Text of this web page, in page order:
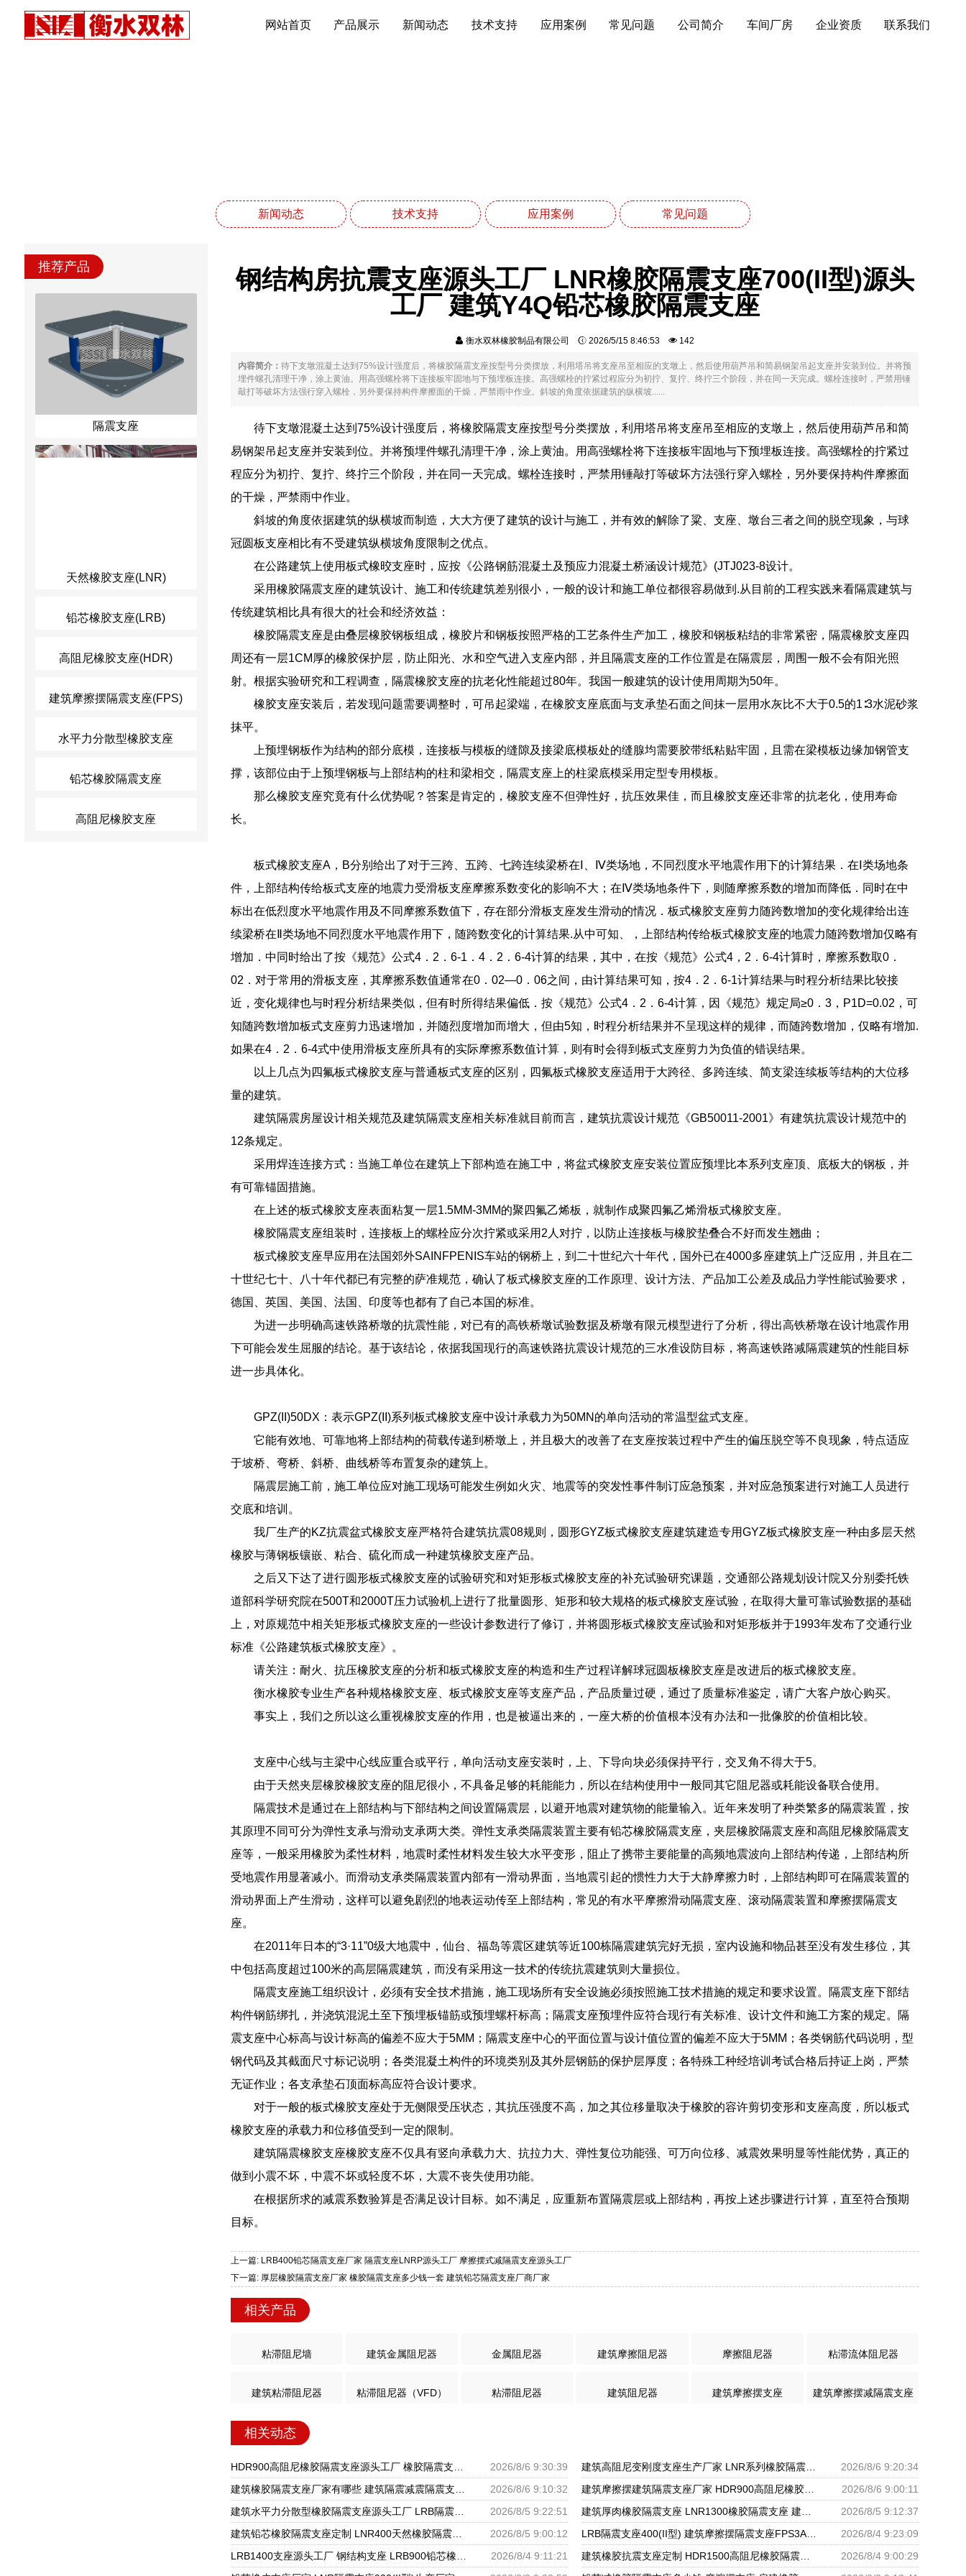
网站首页 产品展示 新闻动态 技术支持 应用案例 常见问题 公司简介 车间厂房 企业资质 联系我们
新闻动态 技术支持 应用案例 常见问题
推荐产品
隔震支座
天然橡胶支座(LNR)
铅芯橡胶支座(LRB)
高阻尼橡胶支座(HDR)
建筑摩擦摆隔震支座(FPS)
水平力分散型橡胶支座
铅芯橡胶隔震支座
高阻尼橡胶支座
钢结构房抗震支座源头工厂 LNR橡胶隔震支座700(II型)源头
工厂 建筑Y4Q铅芯橡胶隔震支座
衡水双林橡胶制品有限公司 2026/5/15 8:46:53 142
内容简介： 待下支墩混凝土达到75%设计强度后，将橡胶隔震支座按型号分类摆放，利用塔吊将支座吊至相应的支墩上，然后使用葫芦吊和简易钢架吊起支座并安装到位。并将预
埋件螺孔清理干净，涂上黄油。用高强螺栓将下连接板牢固地与下预埋板连接。高强螺栓的拧紧过程应分为初拧、复拧、终拧三个阶段，并在同一天完成。螺栓连接时，严禁用锤
敲打等破坏方法强行穿入螺栓，另外要保持构件摩擦面的干燥，严禁雨中作业。斜坡的角度依据建筑的纵横坡......
待下支墩混凝土达到75%设计强度后，将橡胶隔震支座按型号分类摆放，利用塔吊将支座吊至相应的支墩上，然后使用葫芦吊和简
易钢架吊起支座并安装到位。并将预埋件螺孔清理干净，涂上黄油。用高强螺栓将下连接板牢固地与下预埋板连接。高强螺栓的拧紧过
程应分为初拧、复拧、终拧三个阶段，并在同一天完成。螺栓连接时，严禁用锤敲打等破坏方法强行穿入螺栓，另外要保持构件摩擦面
的干燥，严禁雨中作业。
斜坡的角度依据建筑的纵横坡而制造，大大方便了建筑的设计与施工，并有效的解除了粱、支座、墩台三者之间的脱空现象，与球
冠圆板支座相比有不受建筑纵横坡角度限制之优点。
在公路建筑上使用板式橡晈支座时，应按《公路钢筋混凝土及预应力混凝土桥涵设计规范》(JTJ023-8设计。
采用橡胶隔震支座的建筑设计、施工和传统建筑差别很小，一般的设计和施工单位都很容易做到.从目前的工程实践来看隔震建筑与
传统建筑相比具有很大的社会和经济效益：
橡胶隔震支座是由叠层橡胶钢板组成，橡胶片和钢板按照严格的工艺条件生产加工，橡胶和钢板粘结的非常紧密，隔震橡胶支座四
周还有一层1CM厚的橡胶保护层，防止阳光、水和空气进入支座内部，并且隔震支座的工作位置是在隔震层，周围一般不会有阳光照
射。根据实验研究和工程调查，隔震橡胶支座的抗老化性能超过80年。我国一般建筑的设计使用周期为50年。
橡胶支座安装后，若发现问题需要调整时，可吊起梁端，在橡胶支座底面与支承垫石面之间抹一层用水灰比不大于0.5的1∶3水泥砂浆
抹平。
上预埋钢板作为结构的部分底模，连接板与模板的缝隙及接梁底模板处的缝腺均需要胶带纸粘贴牢固，且需在梁模板边缘加钢管支
撑，该部位由于上预埋钢板与上部结构的柱和梁相交，隔震支座上的柱梁底模采用定型专用模板。
那么橡胶支座究竟有什么优势呢？答案是肯定的，橡胶支座不但弹性好，抗压效果佳，而且橡胶支座还非常的抗老化，使用寿命
长。
板式橡胶支座A，B分别给出了对于三跨、五跨、七跨连续梁桥在Ⅰ、Ⅳ类场地，不同烈度水平地震作用下的计算结果．在Ⅰ类场地条
件，上部结构传给板式支座的地震力受滑板支座摩擦系数变化的影响不大；在Ⅳ类场地条件下，则随摩擦系数的增加而降低．同时在中
标出在低烈度水平地震作用及不同摩擦系数值下，存在部分滑板支座发生滑动的情况．板式橡胶支座剪力随跨数增加的变化规律给出连
续梁桥在Ⅱ类场地不同烈度水平地震作用下，随跨数变化的计算结果.从中可知、，上部结构传给板式橡胶支座的地震力随跨数增加仅略有
增加．中同时给出了按《规范》公式4．2．6-1．4．2．6-4计算的结果，其中，在按《规范》公式4，2．6-4计算时，摩擦系数取0．
02．对于常用的滑板支座，其摩擦系数值通常在0．02—0．06之间，由计算结果可知，按4．2．6-1计算结果与时程分析结果比较接
近，变化规律也与时程分析结果类似，但有时所得结果偏低．按《规范》公式4．2．6-4计算，因《规范》规定局≥0．3，P1D=0.02，可
知随跨数增加板式支座剪力迅速增加，并随烈度增加而增大，但由5知，时程分析结果并不呈现这样的规律，而随跨数增加，仅略有增加.
如果在4．2．6-4式中使用滑板支座所具有的实际摩擦系数值计算，则有时会得到板式支座剪力为负值的错误结果。
以上几点为四氟板式橡胶支座与普通板式支座的区别，四氟板式橡胶支座适用于大跨径、多跨连续、简支梁连续板等结构的大位移
量的建筑。
建筑隔震房屋设计相关规范及建筑隔震支座相关标准就目前而言，建筑抗震设计规范《GB50011-2001》有建筑抗震设计规范中的
12条规定。
采用焊连连接方式：当施工单位在建筑上下部构造在施工中，将盆式橡胶支座安装位置应预埋比本系列支座顶、底板大的钢板，并
有可靠锚固措施。
在上述的板式橡胶支座表面粘复一层1.5MM-3MM的聚四氟乙烯板，就制作成聚四氟乙烯滑板式橡胶支座。
橡胶隔震支座组装时，连接板上的螺栓应分次拧紧或采用2人对拧，以防止连接板与橡胶垫叠合不好而发生翘曲；
板式橡胶支座早应用在法国郊外SAINFPENIS车站的钢桥上，到二十世纪六十年代，国外已在4000多座建筑上广泛应用，并且在二
十世纪七十、八十年代都已有完整的萨准规范，确认了板式橡胶支座的工作原理、设计方法、产品加工公差及成品力学性能试验要求，
德国、英国、美国、法国、印度等也都有了自己本国的标准。
为进一步明确高速铁路桥墩的抗震性能，对已有的高铁桥墩试验数据及桥墩有限元模型进行了分析，得出高铁桥墩在设计地震作用
下可能会发生屈服的结论。基于该结论，依据我国现行的高速铁路抗震设计规范的三水准设防目标，将高速铁路减隔震建筑的性能目标
进一步具体化。
GPZ(II)50DX：表示GPZ(II)系列板式橡胶支座中设计承载力为50MN的单向活动的常温型盆式支座。
它能有效地、可靠地将上部结构的荷载传递到桥墩上，并且极大的改善了在支座按装过程中产生的偏压脱空等不良现象，特点适应
于坡桥、弯桥、斜桥、曲线桥等布置复杂的建筑上。
隔震层施工前，施工单位应对施工现场可能发生例如火灾、地震等的突发性事件制订应急预案，并对应急预案进行对施工人员进行
交底和培训。
我厂生产的KZ抗震盆式橡胶支座严格符合建筑抗震08规则，圆形GYZ板式橡胶支座建筑建造专用GYZ板式橡胶支座一种由多层天然
橡胶与薄钢板镶嵌、粘合、硫化而成一种建筑橡胶支座产品。
之后又下达了进行圆形板式橡胶支座的试验研究和对矩形板式橡胶支座的补充试验研究课题，交通部公路规划设计院又分别委托铁
道部科学研究院在500T和2000T压力试验机上进行了批量圆形、矩形和较大规格的板式橡胶支座试验，在取得大量可靠试验数据的基础
上，对原规范中相关矩形板式橡胶支座的一些设计参数进行了修订，并将圆形板式橡胶支座试验和对矩形板并于1993年发布了交通行业
标准《公路建筑板式橡胶支座》。
请关注：耐火、抗压橡胶支座的分析和板式橡胶支座的构造和生产过程详解球冠圆板橡胶支座是改进后的板式橡胶支座。
衡水橡胶专业生产各种规格橡胶支座、板式橡胶支座等支座产品，产品质量过硬，通过了质量标准鉴定，请广大客户放心购买。
事实上，我们之所以这么重视橡胶支座的作用，也是被逼出来的，一座大桥的价值根本没有办法和一批像胶的价值相比较。
支座中心线与主梁中心线应重合或平行，单向活动支座安装时，上、下导向块必须保持平行，交叉角不得大于5。
由于天然夹层橡胶橡胶支座的阻尼很小，不具备足够的耗能能力，所以在结构使用中一般同其它阻尼器或耗能设备联合使用。
隔震技术是通过在上部结构与下部结构之间设置隔震层，以避开地震对建筑物的能量输入。近年来发明了种类繁多的隔震装置，按
其原理不同可分为弹性支承与滑动支承两大类。弹性支承类隔震装置主要有铅芯橡胶隔震支座，夹层橡胶隔震支座和高阻尼橡胶隔震支
座等，一般采用橡胶为柔性材料，地震时柔性材料发生较大水平变形，阻止了携带主要能量的高频地震波向上部结构传递，上部结构所
受地震作用显著减小。而滑动支承类隔震装置内部有一滑动界面，当地震引起的惯性力大于大静摩擦力时，上部结构即可在隔震装置的
滑动界面上产生滑动，这样可以避免剧烈的地表运动传至上部结构，常见的有水平摩擦滑动隔震支座、滚动隔震装置和摩擦摆隔震支
座。
在2011年日本的“3·11”0级大地震中，仙台、福岛等震区建筑等近100栋隔震建筑完好无损，室内设施和物品甚至没有发生移位，其
中包括高度超过100米的高层隔震建筑，而没有采用这一技术的传统抗震建筑则大量损位。
隔震支座施工组织设计，必须有安全技术措施，施工现场所有安全设施必须按照施工技术措施的规定和要求设置。隔震支座下部结
构件钢筋绑扎，并浇筑混泥土至下预埋板锚筋或预埋螺杆标高；隔震支座预埋件应符合现行有关标准、设计文件和施工方案的规定。隔
震支座中心标高与设计标高的偏差不应大于5MM；隔震支座中心的平面位置与设计值位置的偏差不应大于5MM；各类钢筋代码说明，型
钢代码及其截面尺寸标记说明；各类混凝土构件的环境类别及其外层钢筋的保护层厚度；各特殊工种经培训考试合格后持证上岗，严禁
无证作业；各支承垫石顶面标高应符合设计要求。
对于一般的板式橡胶支座处于无侧限受压状态，其抗压强度不高，加之其位移量取决于橡胶的容许剪切变形和支座高度，所以板式
橡胶支座的承载力和位移值受到一定的限制。
建筑隔震橡胶支座橡胶支座不仅具有竖向承载力大、抗拉力大、弹性复位功能强、可万向位移、减震效果明显等性能优势，真正的
做到小震不坏，中震不坏或轻度不坏，大震不丧失使用功能。
在根据所求的减震系数验算是否满足设计目标。如不满足，应重新布置隔震层或上部结构，再按上述步骤进行计算，直至符合预期
目标。
上一篇: LRB400铅芯隔震支座厂家 隔震支座LNRP源头工厂 摩擦摆式减隔震支座源头工厂
下一篇: 厚层橡胶隔震支座厂家 橡胶隔震支座多少钱一套 建筑铅芯隔震支座厂商厂家
相关产品
粘滞阻尼墙 建筑金属阻尼器 金属阻尼器 建筑摩擦阻尼器 摩擦阻尼器 粘滞流体阻尼器
建筑粘滞阻尼器 粘滞阻尼器（VFD） 粘滞阻尼器 建筑阻尼器 建筑摩擦摆支座 建筑摩擦摆减隔震支座
相关动态
2026/8/6 9:30:39
2026/8/6 9:20:34
2026/8/6 9:10:32
2026/8/6 9:00:11
建筑水平力分散型橡胶隔震支座源头工厂 LRB隔震支座 隔震支座LRB1200厂家
2026/8/5 9:22:51
2026/8/5 9:12:37
建筑铅芯橡胶隔震支座定制 LNR400天然橡胶隔震支座厂家电话 LRB橡胶隔震支座1100厂家
2026/8/5 9:00:12
2026/8/4 9:23:09
2026/8/4 9:11:21
2026/8/4 9:00:29